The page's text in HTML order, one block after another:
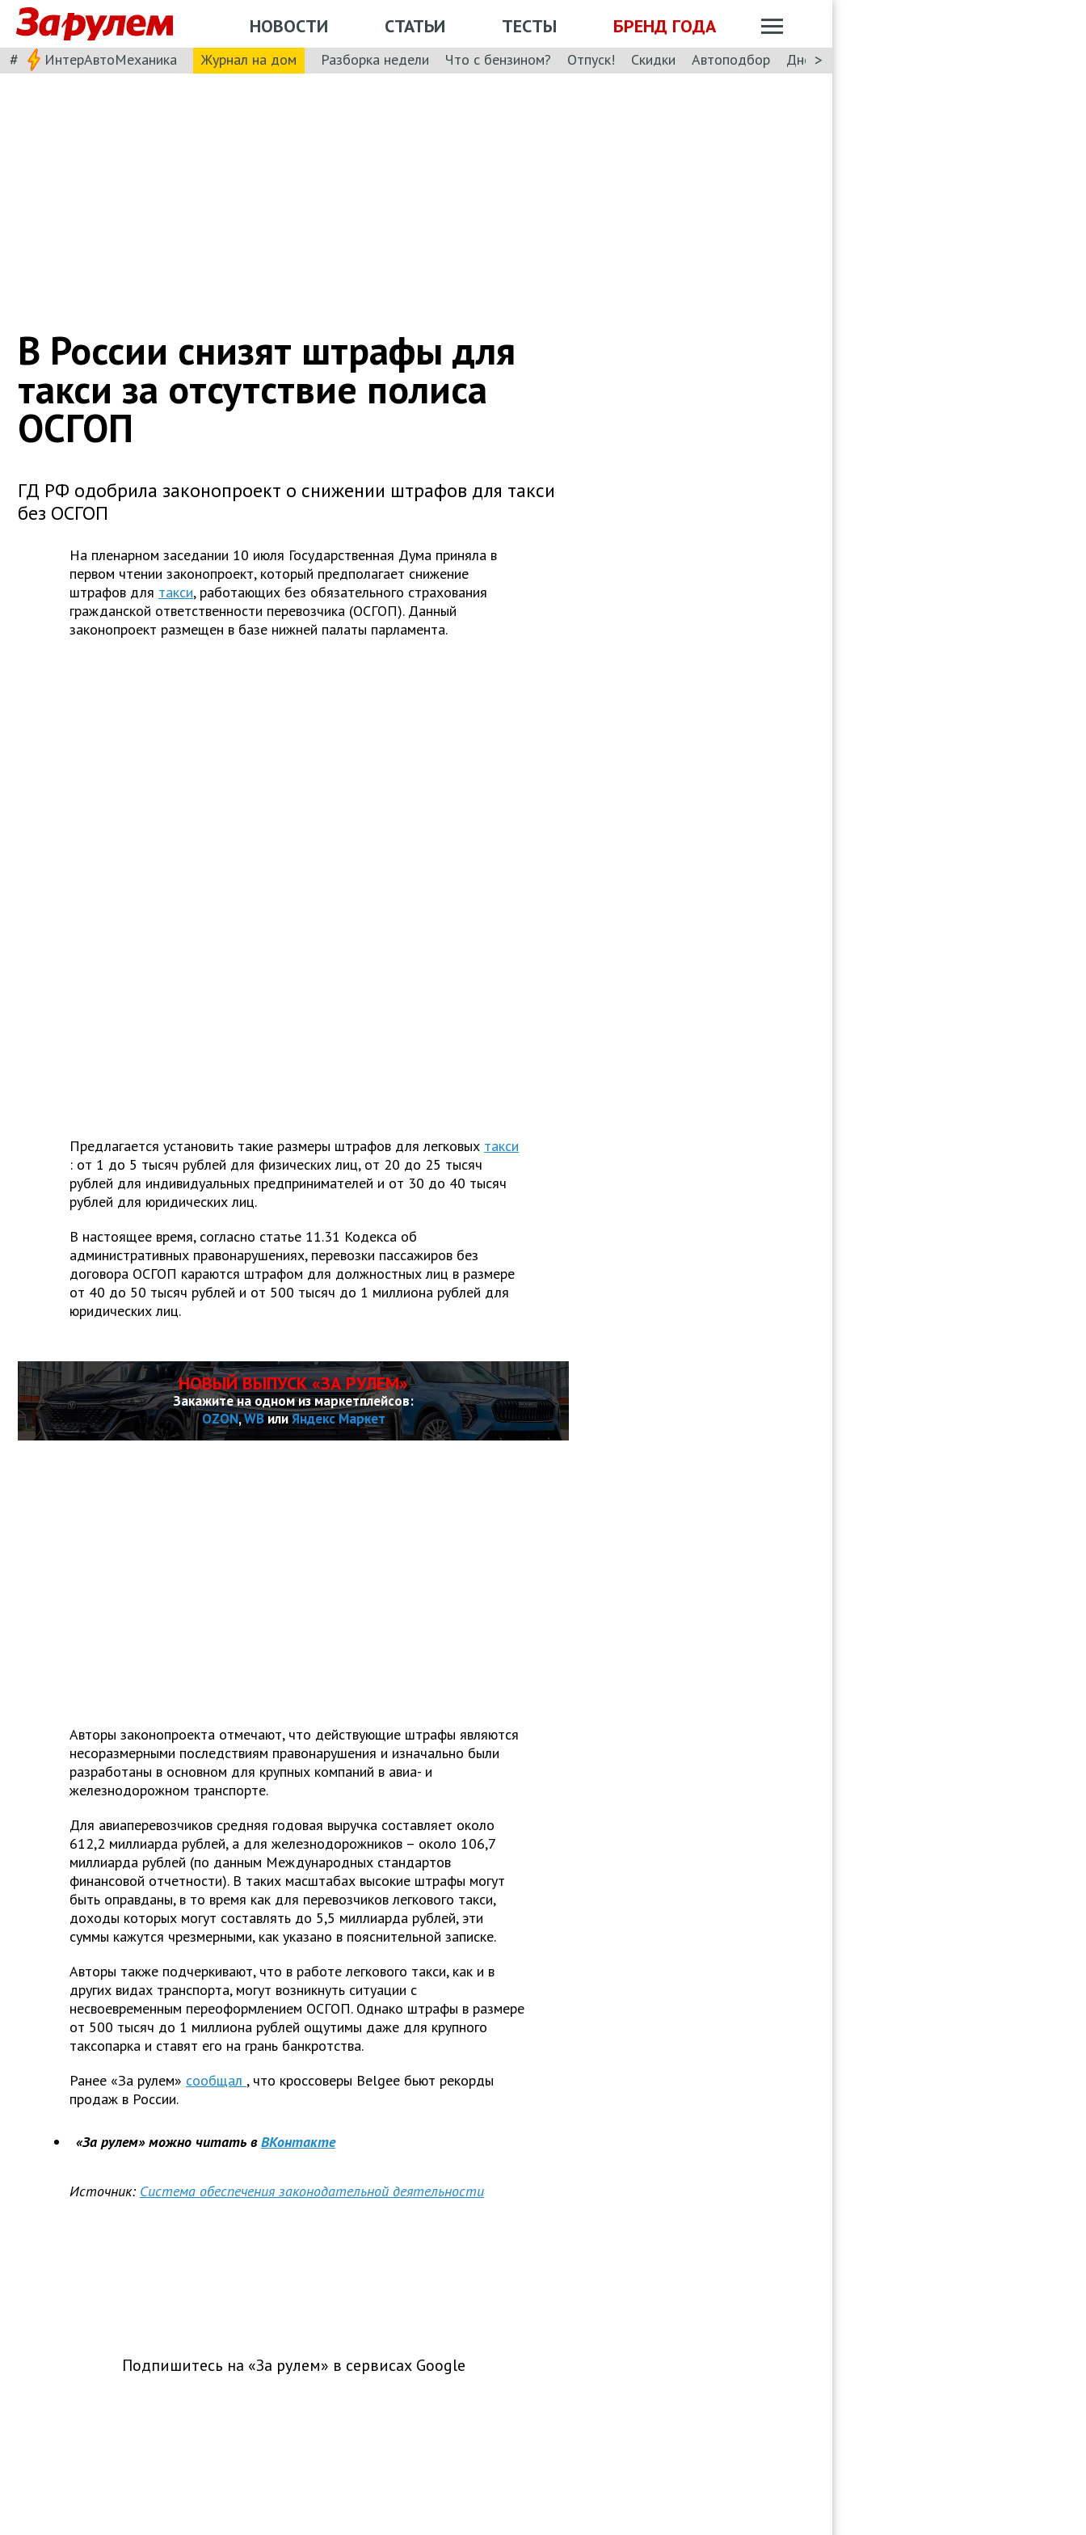
НОВОСТИ СТАТЬИ ТЕСТЫ БРЕНД ГОДА
# ИнтерАвтоМеханика Журнал на дом Разборка недели Что с бензином? Отпуск! Скидки Автоподбор Дневник: Лада Искра
>
В России снизят штрафы для
такси за отсутствие полиса
ОСГОП
ГД РФ одобрила законопроект о снижении штрафов для такси
без ОСГОП
На пленарном заседании 10 июля Государственная Дума приняла в
первом чтении законопроект, который предполагает снижение
штрафов для такси, работающих без обязательного страхования
гражданской ответственности перевозчика (ОСГОП). Данный
законопроект размещен в базе нижней палаты парламента.
Предлагается установить такие размеры штрафов для легковых такси
: от 1 до 5 тысяч рублей для физических лиц, от 20 до 25 тысяч
рублей для индивидуальных предпринимателей и от 30 до 40 тысяч
рублей для юридических лиц.
В настоящее время, согласно статье 11.31 Кодекса об
административных правонарушениях, перевозки пассажиров без
договора ОСГОП караются штрафом для должностных лиц в размере
от 40 до 50 тысяч рублей и от 500 тысяч до 1 миллиона рублей для
юридических лиц.
НОВЫЙ ВЫПУСК «ЗА РУЛЕМ»
Закажите на одном из маркетплейсов:
OZON,WBилиЯндекс Маркет
Авторы законопроекта отмечают, что действующие штрафы являются
несоразмерными последствиям правонарушения и изначально были
разработаны в основном для крупных компаний в авиа- и
железнодорожном транспорте.
Для авиаперевозчиков средняя годовая выручка составляет около
612,2 миллиарда рублей, а для железнодорожников – около 106,7
миллиарда рублей (по данным Международных стандартов
финансовой отчетности). В таких масштабах высокие штрафы могут
быть оправданы, в то время как для перевозчиков легкового такси,
доходы которых могут составлять до 5,5 миллиарда рублей, эти
суммы кажутся чрезмерными, как указано в пояснительной записке.
Авторы также подчеркивают, что в работе легкового такси, как и в
других видах транспорта, могут возникнуть ситуации с
несвоевременным переоформлением ОСГОП. Однако штрафы в размере
от 500 тысяч до 1 миллиона рублей ощутимы даже для крупного
таксопарка и ставят его на грань банкротства.
Ранее «За рулем» сообщал , что кроссоверы Belgee бьют рекорды
продаж в России.
«За рулем» можно читать в ВКонтакте
Источник: Система обеспечения законодательной деятельности
Подпишитесь на «За рулем» в сервисах Google